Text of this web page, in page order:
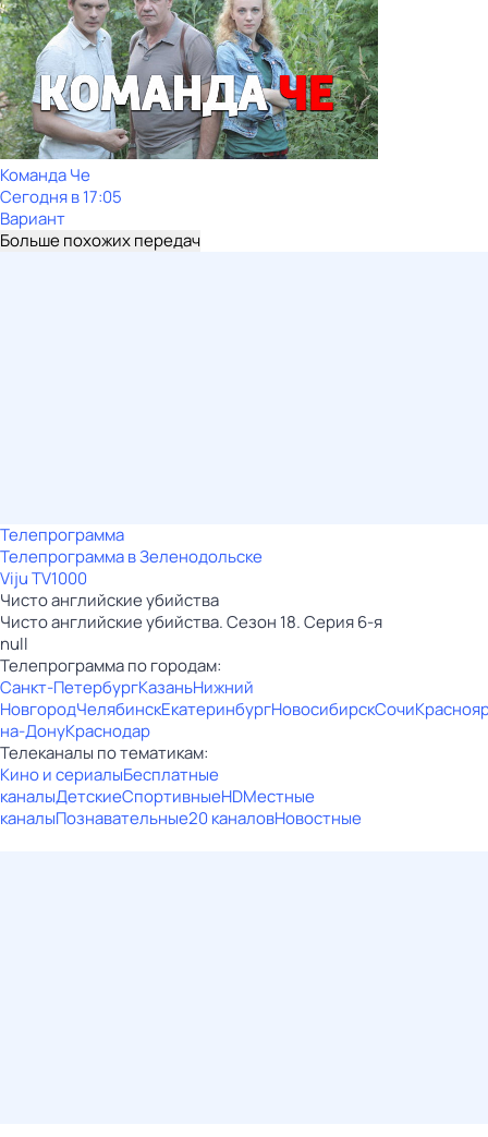
Команда Че
Сегодня в 17:05
Вариант
Больше похожих передач
Телепрограмма
Телепрограмма в Зеленодольске
Viju TV1000
Чисто английские убийства
Чисто английские убийства. Сезон 18. Серия 6-я
null
Телепрограмма по городам:
Санкт-ПетербургКазаньНижний
НовгородЧелябинскЕкатеринбургНовосибирскСочи
на-ДонуКраснодар
Телеканалы по тематикам:
Кино и сериалыБесплатные
каналыДетскиеСпортивныеHDМестные
каналыПознавательные20 каналовНовостные